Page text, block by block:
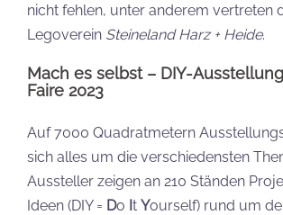
nicht fehlen, unter anderem vertreten
Legoverein Steineland Harz + Heide.
Mach es selbst – DIY-
Faire 2023
Auf 7000 Quadratmetern
sich alles um die verschiedensten
Aussteller zeigen an 210 Ständen
Ideen (DIY = Do It Yourself) rund um